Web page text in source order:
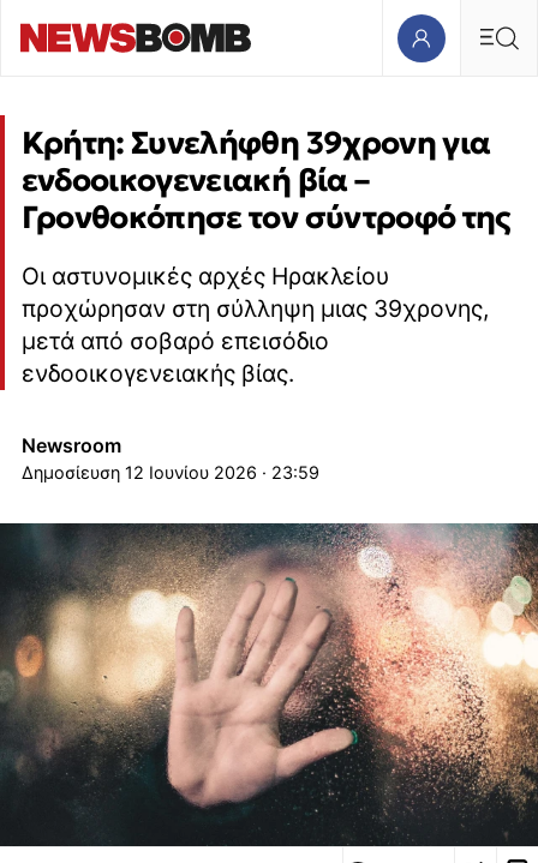
Κρήτη: Συνελήφθη 39χρονη για
ενδοοικογενειακή βία –
Γρονθοκόπησε τον σύντροφό της
Οι αστυνομικές αρχές Ηρακλείου
προχώρησαν στη σύλληψη μιας 39χρονης,
μετά από σοβαρό επεισόδιο
ενδοοικογενειακής βίας.
Newsroom
12 Ιουνίου 2026 · 23:59